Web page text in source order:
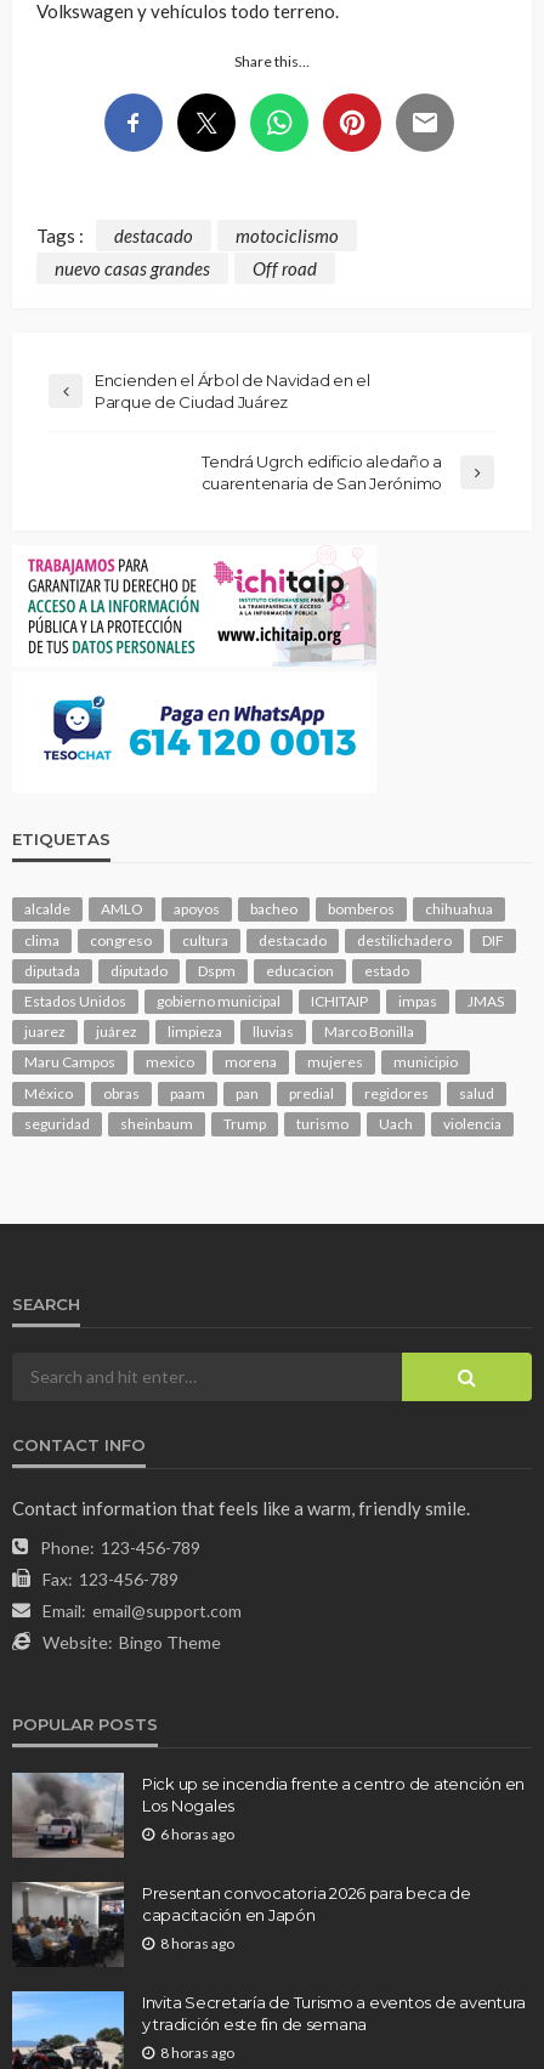
Volkswagen y vehículos todo terreno.
Share this…
Tags : destacado
motociclismo
nuevo casas grandes
Off road
Encienden el Árbol de Navidad en el
Parque de Ciudad Juárez
Tendrá Ugrch edificio aledaño a
cuarentenaria de San Jerónimo
ETIQUETAS
alcalde AMLO apoyos bacheo bomberos
chihuahua
clima
congreso cultura destacado destilichadero
DIF
diputada
diputado Dspm educacion
estado
Estados Unidos
gobierno municipal ICHITAIP impas
JMAS
juarez
juárez limpieza lluvias
Marco Bonilla
Maru Campos
mexico morena mujeres
municipio
México
obras paam pan predial regidores
salud
seguridad
sheinbaum Trump turismo Uach violencia
SEARCH
CONTACT INFO
Contact information that feels like a warm, friendly smile.
Phone: 123-456-789
Fax: 123-456-789
Email: email@support.com
Website: Bingo Theme
POPULAR POSTS
Pick up se incendia frente a centro de atención en
Los Nogales
6 horas ago
Presentan convocatoria 2026 para beca de
capacitación en Japón
8 horas ago
Invita Secretaría de Turismo a eventos de aventura
y tradición este fin de semana
8 horas ago